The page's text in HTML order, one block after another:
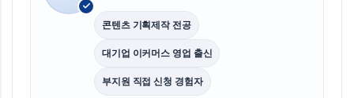
콘텐츠 기획제작 전공
대기업 이커머스 영업 출신
부지원 직접 신청 경험자